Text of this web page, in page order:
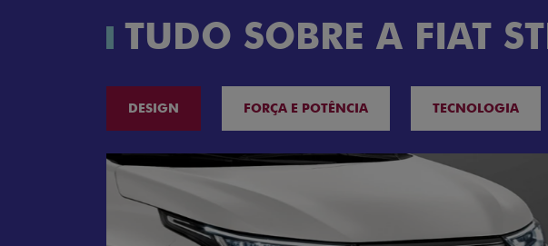
TUDO SOBRE A FIAT
DESIGN FORÇA E POTÊNCIA TECNOLOGIA